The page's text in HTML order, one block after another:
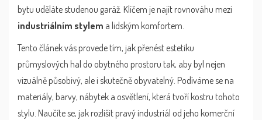
bytu uděláte studenou garáž. Klíčem je najít rovnováhu mezi
industriálním stylem a lidským komfortem.
Tento článek vás provede tím, jak přenést estetiku
průmyslových hal do obytného prostoru tak, aby byl nejen
vizuálně působivý, ale i skutečně obyvatelný. Podíváme se na
materiály, barvy, nábytek a osvětlení, která tvoří kostru tohoto
stylu. Naučíte se, jak rozlišit pravý industriál od jeho komerční